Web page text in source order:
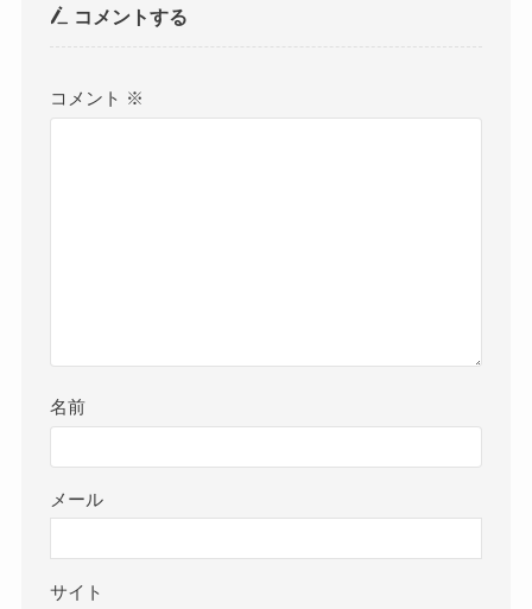
コメントする
コメント ※
名前
メール
サイト